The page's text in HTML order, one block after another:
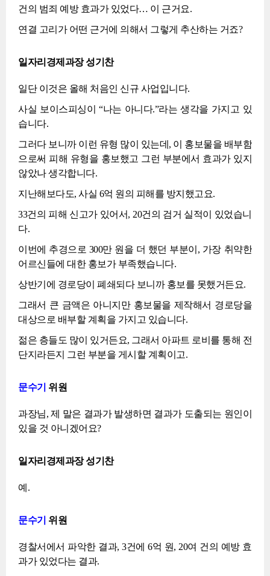
건의 범죄 예방 효과가 있었다… 이 근거요.
연결 고리가 어떤 근거에 의해서 그렇게 추산하는 거죠?
일자리경제과장 성기찬
일단 이것은 올해 처음인 신규 사업입니다.
사실 보이스피싱이 “나는 아니다.”라는 생각을 가지고 있
습니다.
그러다 보니까 이런 유형 많이 있는데, 이 홍보물을 배부함
으로써 피해 유형을 홍보했고 그런 부분에서 효과가 있지
않았나 생각합니다.
지난해보다도, 사실 6억 원의 피해를 방지했고요.
33건의 피해 신고가 있어서, 20건의 검거 실적이 있었습니
다.
이번에 추경으로 300만 원을 더 했던 부분이, 가장 취약한
어르신들에 대한 홍보가 부족했습니다.
상반기에 경로당이 폐쇄되다 보니까 홍보를 못했거든요.
그래서 큰 금액은 아니지만 홍보물을 제작해서 경로당을
대상으로 배부할 계획을 가지고 있습니다.
젊은 층들도 많이 있거든요, 그래서 아파트 로비를 통해 전
단지라든지 그런 부분을 게시할 계획이고.
문수기 위원
과장님, 제 말은 결과가 발생하면 결과가 도출되는 원인이
있을 것 아니겠어요?
일자리경제과장 성기찬
예.
문수기 위원
경찰서에서 파악한 결과, 3건에 6억 원, 20여 건의 예방 효
과가 있었다는 결과.